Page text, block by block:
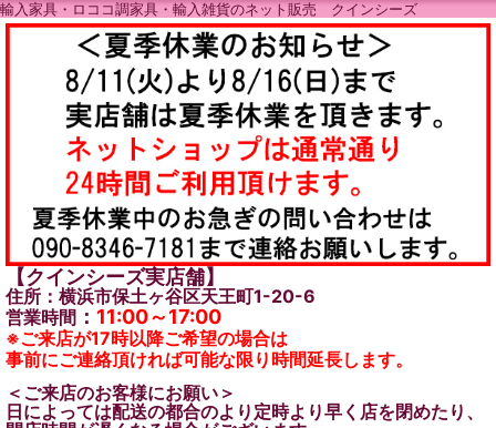
輸入家具・ロココ調家具・輸入雑貨のネット販売 クインシーズ
【クインシーズ実店舗】
住所：横浜市保土ヶ谷区天王町1-20-6
営業時間 ： 11:00～17:00
※ご来店が17時以降ご希望の場合は
事前にご連絡頂ければ可能な限り時間延長します。
＜ご来店のお客様にお願い＞
日によっては配送の都合のより定時より早く店を閉めたり、